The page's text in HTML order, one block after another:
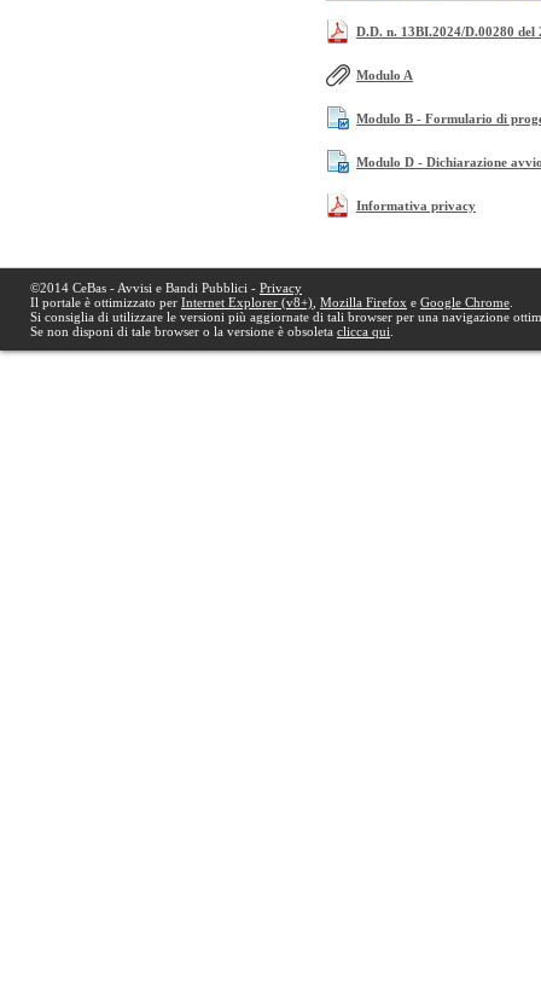
D.D. n. 13BI.2024/D.00280 del
Modulo A
Modulo B - Formulario di
Modulo D - Dichiarazione
Informativa privacy
©2014 CeBas - Avvisi e Bandi Pubblici - Privacy
Il portale è ottimizzato per Internet Explorer (v8+) Mozilla Firefox e Google Chrome
Si consiglia di utilizzare le versioni più aggiornate di tali browser per una navigazione
Se non disponi di tale browser o la versione è obsoleta clicca qui